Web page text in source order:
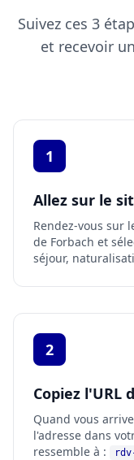
Suivez ces 3
et recevoir
1
Allez sur le
Rendez-vous sur
de Forbach et
séjour,
2
Copiez l'URL
Quand vous
l'adresse dans
ressemble à :